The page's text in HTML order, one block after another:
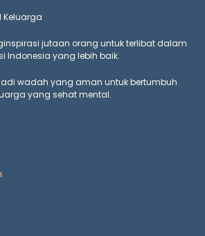
Keluarga
jutaan orang untuk terlibat dalam
Indonesia yang lebih baik.
wadah yang aman untuk bertumbuh
yang sehat mental.